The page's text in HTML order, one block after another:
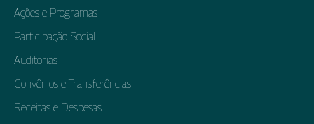
Ações e Programas
Participação Social
Auditorias
Convênios e Transferências
Receitas e Despesas